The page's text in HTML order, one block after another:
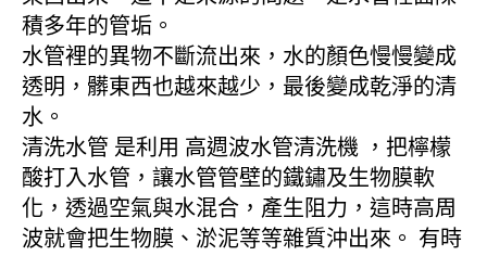
積多年的管垢。
水管裡的異物不斷流出來，水的顏色慢慢變成
透明，髒東西也越來越少，最後變成乾淨的清
水。
清洗水管 是利用 高週波水管清洗機 ，把檸檬
酸打入水管，讓水管管壁的鐵鏽及生物膜軟
化，透過空氣與水混合，產生阻力，這時高周
波就會把生物膜、淤泥等等雜質沖出來。 有時